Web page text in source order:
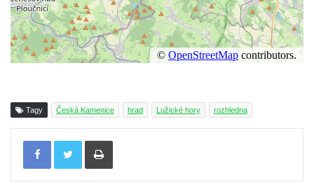
Tagy Česká Kamenice hrad Lužické hory rozhledna
Tisknout